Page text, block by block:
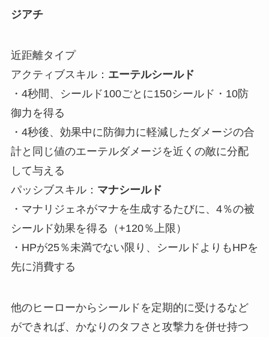
ジアチ
近距離タイプ
アクティブスキル： エーテルシールド
・4秒間、シールド100ごとに150シールド・10防
御力を得る
・4秒後、効果中に防御力に軽減したダメージの合
計と同じ値のエーテルダメージを近くの敵に分配
して与える
パッシブスキル： マナシールド
・マナリジェネがマナを生成するたびに、4％の被
シールド効果を得る（+120％上限）
・HPが25％未満でない限り、シールドよりもHPを
先に消費する
他のヒーローからシールドを定期的に受けるなど
ができれば、かなりのタフさと攻撃力を併せ持つ